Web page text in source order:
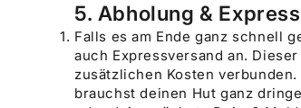
5. Abholung &
Falls es am Ende ganz schnell
auch Expressversand an.
zusätzlichen Kosten
brauchst deinen Hut ganz